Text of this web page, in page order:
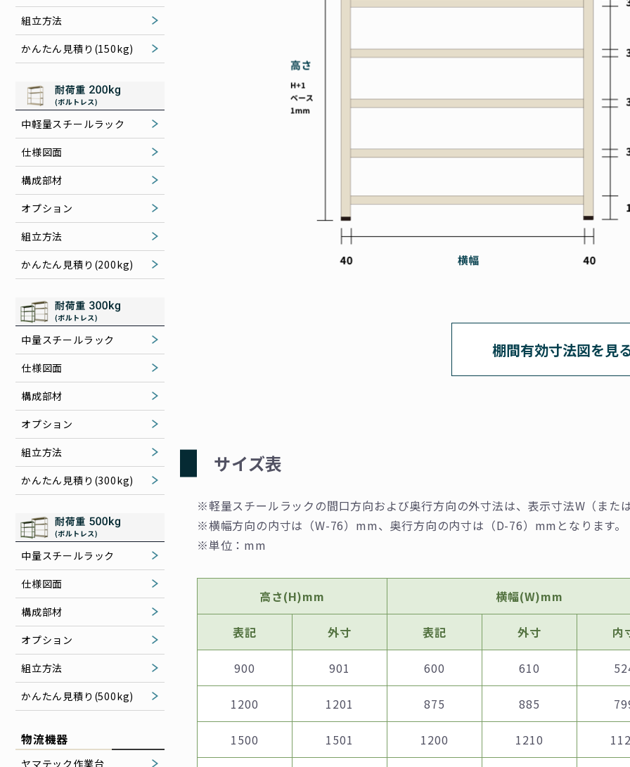
組立方法
かんたん見積り(150kg)
中軽量スチールラック
仕様図面
構成部材
オプション
組立方法
かんたん見積り(200kg)
中量スチールラック
仕様図面
構成部材
オプション
組立方法
かんたん見積り(300kg)
中量スチールラック
仕様図面
構成部材
オプション
組立方法
かんたん見積り(500kg)
物流機器
ヤマテック作業台
棚間有効⼨法図を⾒
サイズ表
※軽量スチールラックの間⼝⽅向および奥⾏⽅向の外⼨法は、表⽰⼨法W（また
※横幅⽅向の内⼨は（W-76）mm、奥⾏⽅向の内⼨は（D-76）mmとなります。
※単位：mm
⾼さ(H)mm 横幅(W)mm
表記 外寸 表記 外寸 内
900 901 600 610
1200 1201 875 885
1500 1501 1200 1210